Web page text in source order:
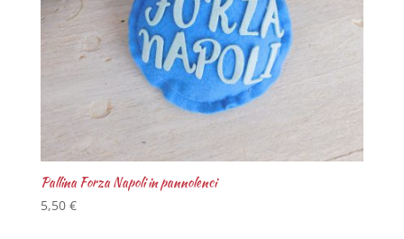
Pallina Forza Napoli in pannolenci
5,50 €